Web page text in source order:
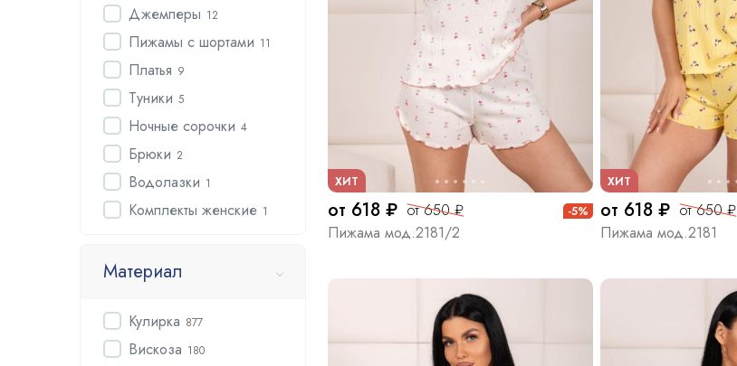
Джемперы 12
Пижамы с шортами 11
Платья 9
Туники 5
Ночные сорочки 4
Брюки 2
Водолазки 1
Комплекты женские 1
Материал
Кулирка 877
Вискоза 180
ХИТ
от 618 ₽ от 650 ₽ -5%
Пижама мод.2181/2
ХИТ
от 618 ₽ от 650 ₽
Пижама мод.2181